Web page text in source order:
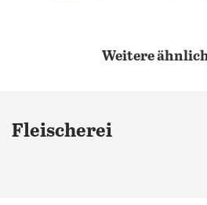
Weitere
Fleischerei